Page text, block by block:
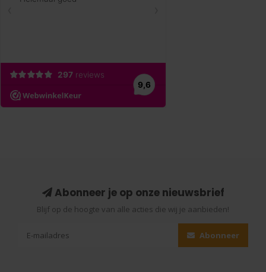
Abonneer je op onze nieuwsbrief
Blijf op de hoogte van alle acties die wij je aanbieden!
Abonneer